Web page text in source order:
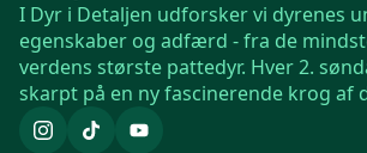
I Dyr i Detaljen udforsker vi dyrenes
egenskaber og adfærd - fra de
verdens største pattedyr. Hver 2.
skarpt på en ny fascinerende krog af